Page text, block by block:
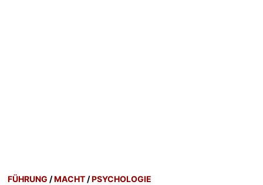
FÜHRUNG /MACHT /PSYCHOLOGIE